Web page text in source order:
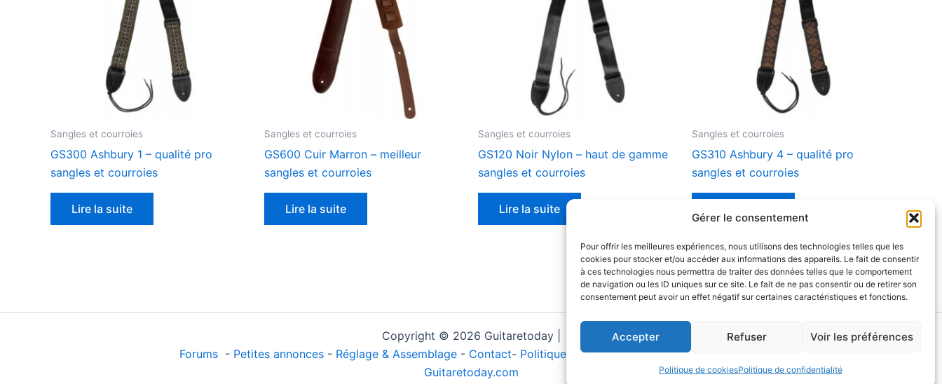
Gérer le consentement
Pour offrir les meilleures expériences, nous utilisons des technologies telles que les
cookies pour stocker et/ou accéder aux informations des appareils. Le fait de consentir
à ces technologies nous permettra de traiter des données telles que le comportement
de navigation ou les ID uniques sur ce site. Le fait de ne pas consentir ou de retirer son
consentement peut avoir un effet négatif sur certaines caractéristiques et fonctions.
Accepter Refuser Voir les préférences
Politique de cookiesPolitique de confidentialité
Sangles et courroies
GS300 Ashbury 1 – qualité pro
sangles et courroies
Lire la suite
Sangles et courroies
GS600 Cuir Marron – meilleur
sangles et courroies
Lire la suite
Sangles et courroies
GS120 Noir Nylon – haut de gamme
sangles et courroies
Lire la suite
Sangles et courroies
GS310 Ashbury 4 – qualité pro
sangles et courroies
Copyright © 2026 Guitaretoday |
Forums - Petites annonces- Réglage & Assemblage - Contact- Politique de confidentialité-Mentions légales
Guitaretoday.com